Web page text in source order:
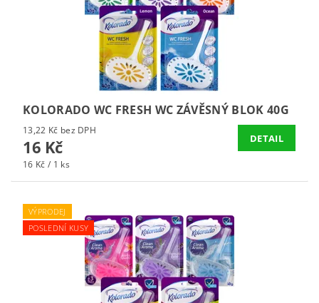
KOLORADO WC FRESH WC ZÁVĚSNÝ BLOK 40G
13,22 Kč bez DPH
16 Kč
16 Kč / 1 ks
DETAIL
VÝPRODEJ
POSLEDNÍ KUSY